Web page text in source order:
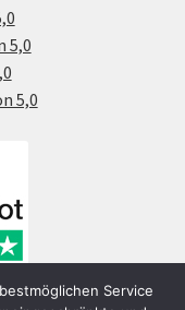
5,0
5,0
Service